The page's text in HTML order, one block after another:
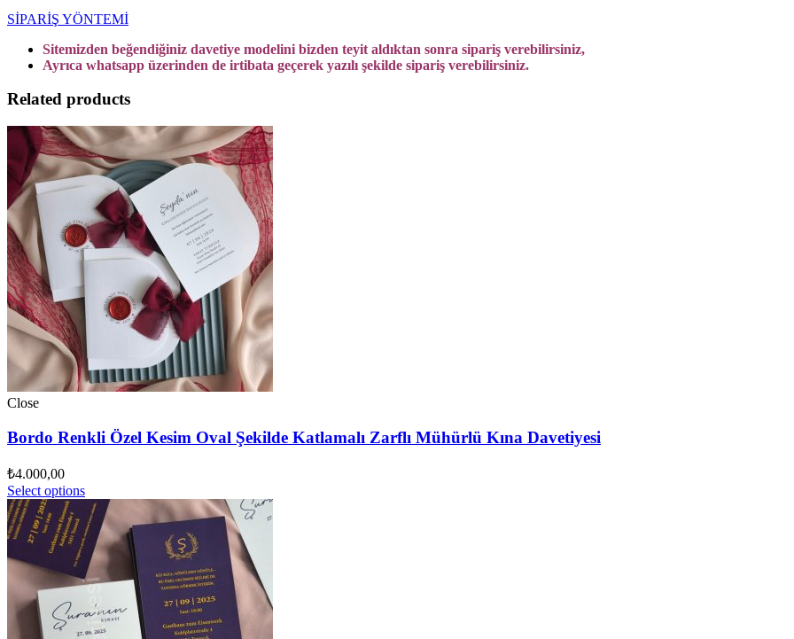
SİPARİŞ YÖNTEMİ
Sitemizden beğendiğiniz davetiye modelini bizden teyit aldıktan sonra sipariş verebilirsiniz,
Ayrıca whatsapp üzerinden de irtibata geçerek yazılı şekilde sipariş verebilirsiniz.
Related products
Close
Bordo Renkli Özel Kesim Oval Şekilde Katlamalı Zarflı Mühürlü Kına Davetiyesi
₺4.000,00
Select options